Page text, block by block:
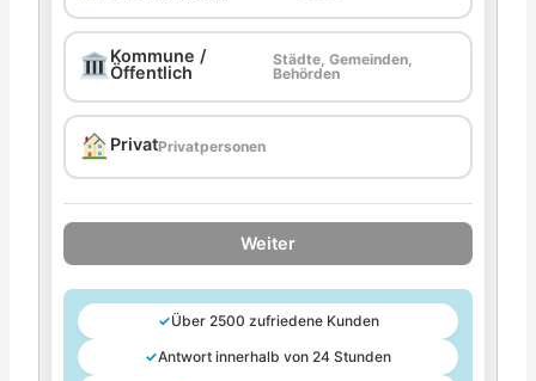
Kommune /
Öffentlich
Städte, Gemeinden,
Behörden
PrivatPrivatpersonen
Weiter
✓Über 2500 zufriedene Kunden
✓Antwort innerhalb von 24 Stunden